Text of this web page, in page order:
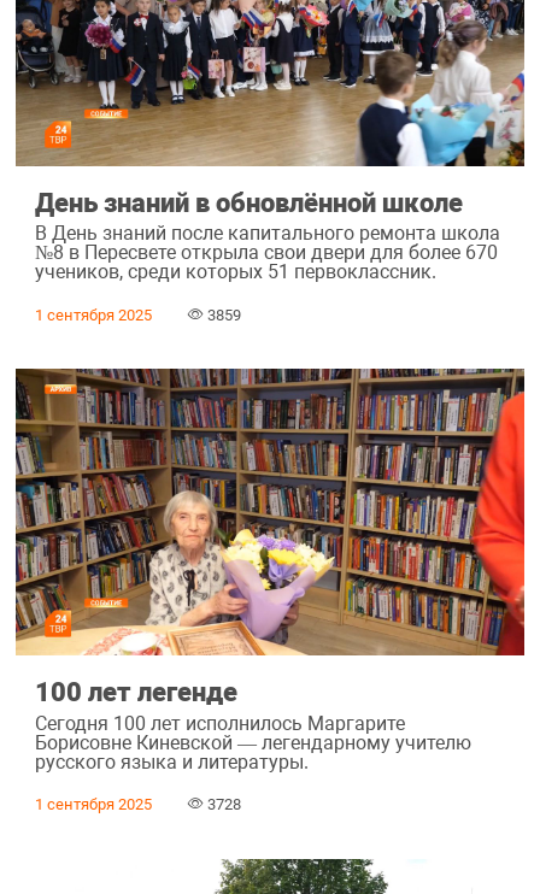
День знаний в обновлённой школе
В День знаний после капитального ремонта школа
№8 в Пересвете открыла свои двери для более 670
учеников, среди которых 51 первоклассник.
1 сентября 2025 3859
100 лет легенде
Сегодня 100 лет исполнилось Маргарите
Борисовне Киневской — легендарному учителю
русского языка и литературы.
1 сентября 2025 3728